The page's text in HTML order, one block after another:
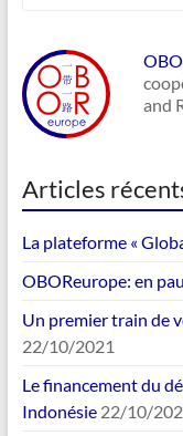
and
Articles
La plateforme «
OBOReurope: en
Un premier train de
22/10/2021
Le financement du
Indonésie 22/10/